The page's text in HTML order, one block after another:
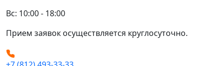
Вс: 10:00 - 18:00
Прием заявок осуществляется круглосуточно.